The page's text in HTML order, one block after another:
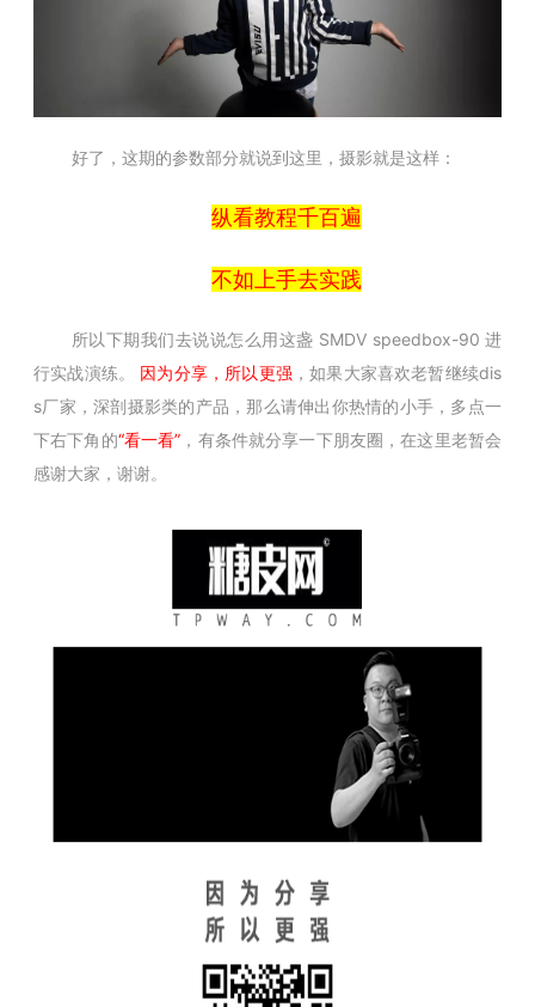
好了，这期的参数部分就说到这里，摄影就是这样：
纵看教程千百遍
不如上手去实践
所以下期我们去说说怎么用这盏 SMDV speedbox-90进
行实战演练。 因为分享，所以更强 ，如果大家喜欢老暂继续dis
s厂家，深剖摄影类的产品，那么请伸出你热情的小手，多点一
下右下角的“看一看” ，有条件就分享一下朋友圈，在这里老暂会
感谢大家，谢谢。